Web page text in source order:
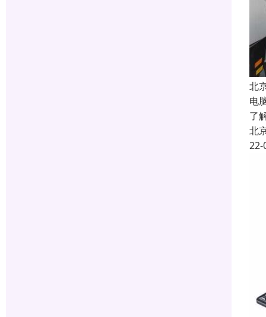
北
电
了
北
22-